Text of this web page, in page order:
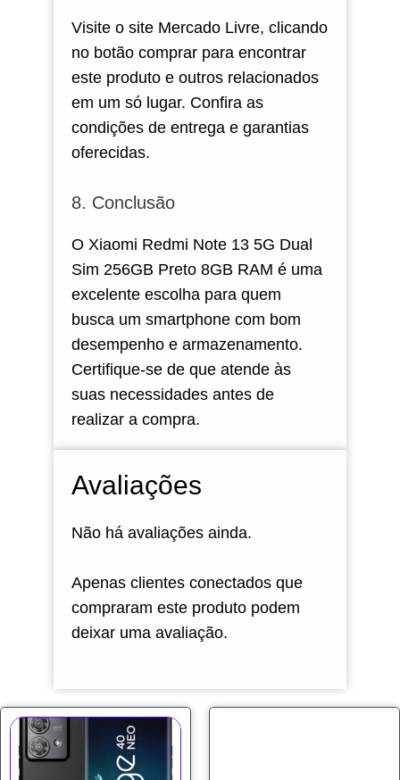
Visite o site Mercado Livre, clicando
no botão comprar para encontrar
este produto e outros relacionados
em um só lugar. Confira as
condições de entrega e garantias
oferecidas.
8. Conclusão
O Xiaomi Redmi Note 13 5G Dual
Sim 256GB Preto 8GB RAM é uma
excelente escolha para quem
busca um smartphone com bom
desempenho e armazenamento.
Certifique-se de que atende às
suas necessidades antes de
realizar a compra.
Avaliações
Não há avaliações ainda.
Apenas clientes conectados que
compraram este produto podem
deixar uma avaliação.